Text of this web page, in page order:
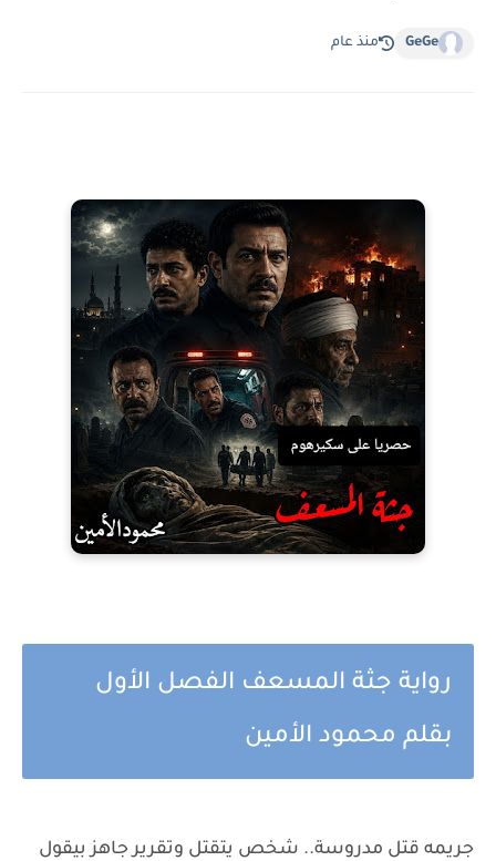
GeGe منذ عام
رواية جثة المسعف الفصل الأول
بقلم محمود الأمين
جريمه قتل مدروسة.. شخص يتقتل وتقرير جاهز بيقول